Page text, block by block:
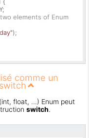
{
elements of Enum
);
comme un
float, ...) Enum peut
switch.